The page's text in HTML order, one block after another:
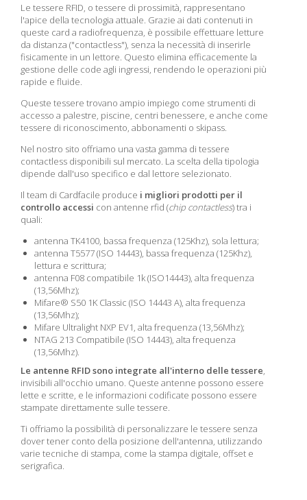
Le tessere RFID, o tessere di prossimità, rappresentano
l'apice della tecnologia attuale. Grazie ai dati contenuti in
queste card a radiofrequenza, è possibile effettuare letture
da distanza ("contactless"), senza la necessità di inserirle
fisicamente in un lettore. Questo elimina efficacemente la
gestione delle code agli ingressi, rendendo le operazioni più
rapide e fluide.
Queste tessere trovano ampio impiego come strumenti di
accesso a palestre, piscine, centri benessere, e anche come
tessere di riconoscimento, abbonamenti o skipass.
Nel nostro sito offriamo una vasta gamma di tessere
contactless disponibili sul mercato. La scelta della tipologia
dipende dall'uso specifico e dal lettore selezionato.
Il team di Cardfacile produce i migliori prodotti per il
controllo accessi con antenne rfid (chip contactless) tra i
quali:
antenna TK4100, bassa frequenza (125Khz), sola lettura;
antenna T5577 (ISO 14443), bassa frequenza (125Khz),
lettura e scrittura;
antenna F08 compatibile 1k (ISO14443), alta frequenza
(13,56Mhz);
Mifare® S50 1K Classic (ISO 14443 A), alta frequenza
(13,56Mhz);
Mifare Ultralight NXP EV1, alta frequenza (13,56Mhz);
NTAG 213 Compatibile (ISO 14443), alta frequenza
(13,56Mhz).
Le antenne RFID sono integrate all'interno delle tessere,
invisibili all'occhio umano. Queste antenne possono essere
lette e scritte, e le informazioni codificate possono essere
stampate direttamente sulle tessere.
Ti offriamo la possibilità di personalizzare le tessere senza
dover tener conto della posizione dell'antenna, utilizzando
varie tecniche di stampa, come la stampa digitale, offset e
serigrafica.